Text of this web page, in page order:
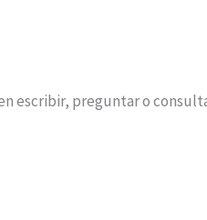
escribir, preguntar o